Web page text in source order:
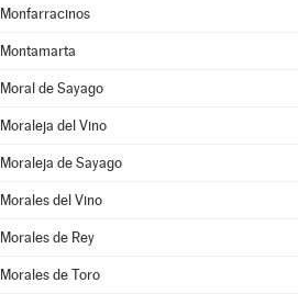
Monfarracinos
Montamarta
Moral de Sayago
Moraleja del Vino
Moraleja de Sayago
Morales del Vino
Morales de Rey
Morales de Toro